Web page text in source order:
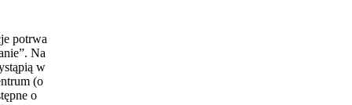
potrwa
Na
w
(o
o